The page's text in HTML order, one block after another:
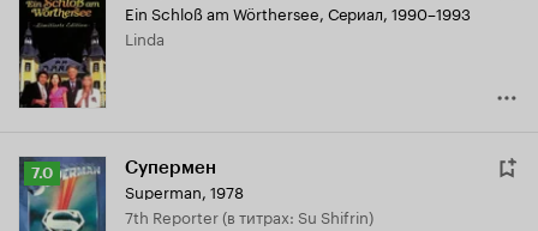
Ein Schloß am Wörthersee, Сериал, 1990–1993
Linda
Рейтинг
Кинопоиска
7.0
7.0 Супермен
Superman, 1978
7th Reporter (в титрах: Su Shifrin)